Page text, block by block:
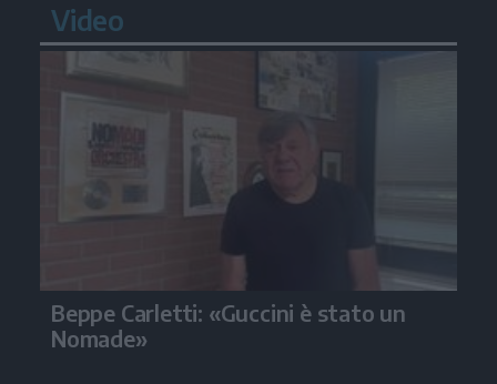
Video
Beppe Carletti: «Guccini è stato un
Nomade»